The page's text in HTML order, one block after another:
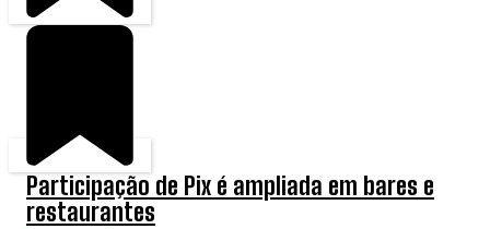
Participação de Pix é ampliada em bares e
restaurantes